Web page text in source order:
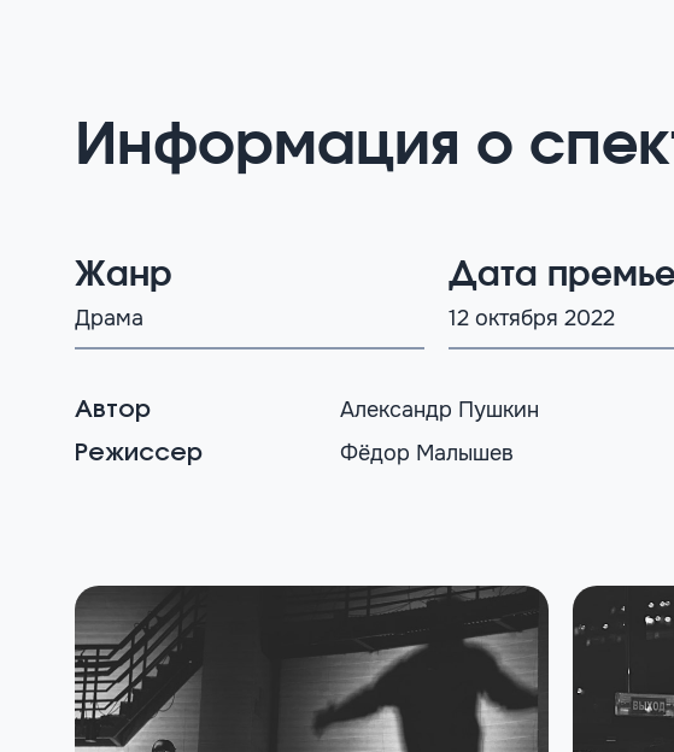
Информация о
Жанр
Драма
Дата
12 октября 2022
Автор Александр Пушкин
Режиссер Фёдор Малышев